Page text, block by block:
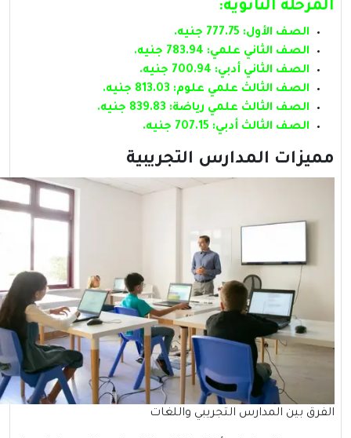
المرحلة الثانوية:
الصف الأول: 777.75 جنيه.
الصف الثاني علمي: 783.94 جنيه.
الصف الثاني أدبي: 700.94 جنيه.
الصف الثالث علمي علوم: 813.03 جنيه.
الصف الثالث علمي رياضة: 839.83 جنيه.
الصف الثالث أدبي: 707.15 جنيه.
مميزات المدارس التجريبية
الفرق بين المدارس التجريبي واللغات